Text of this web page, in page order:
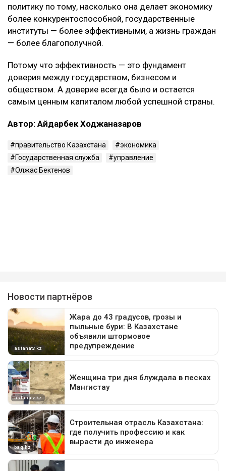
политику по тому, насколько она делает экономику
более конкурентоспособной, государственные
институты — более эффективными, а жизнь граждан
— более благополучной.
Потому что эффективность — это фундамент
доверия между государством, бизнесом и
обществом. А доверие всегда было и остается
самым ценным капиталом любой успешной страны.
Автор: Айдарбек Ходжаназаров
правительство Казахстана
экономика
Государственная служба
управление
Олжас Бектенов